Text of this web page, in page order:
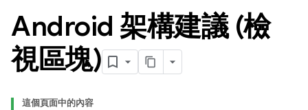
Android 架構建議 (檢
視區塊)
這個頁面中的內容